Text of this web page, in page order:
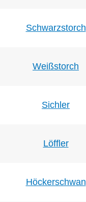
Schwarzstorch
Weißstorch
Sichler
Löffler
Höckerschwan